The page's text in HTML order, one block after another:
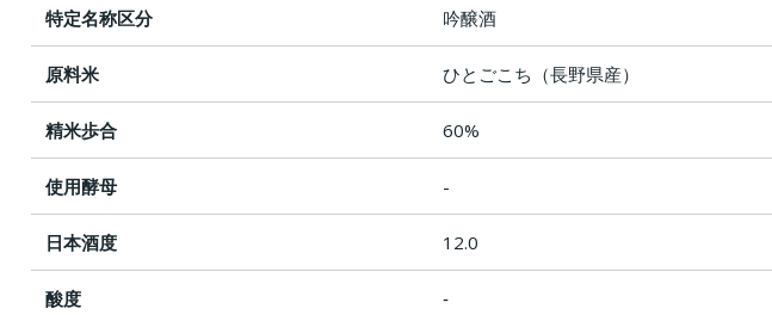
特定名称区分 吟醸酒
原料米 ひとごこち（長野県産）
精米歩合 60%
使用酵母 -
日本酒度 12.0
酸度 ‐